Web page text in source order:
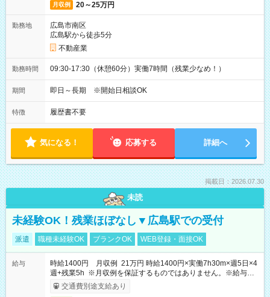
月収例 20～25万円
勤務地
広島市南区
広島駅から徒歩5分
不動産業
勤務時間 09:30-17:30（休憩60分）実働7時間（残業少なめ！）
期間 即日～長期 ※開始日相談OK
特徴 履歴書不要
気になる！ 応募する 詳細へ
掲載日：2026.07.30
未読
未経験OK！残業ほぼなし▼広島駅での受付
派遣 職種未経験OK ブランクOK WEB登録・面接OK
給与
時給1400円 月収例 21万円 時給1400円×実働7h30m×週5日×4
週+残業5h ※月収例を保証するものではありません。※給与即
受取りサービス利用可（利用条件有）
交通費別途支給あり